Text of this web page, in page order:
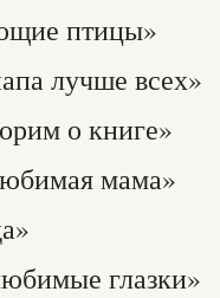
птицы»
лучше всех»
о книге»
мама»
глазки»